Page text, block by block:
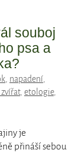
souboj
psa a
, napadení,
, etologie,
je
přináší sebou